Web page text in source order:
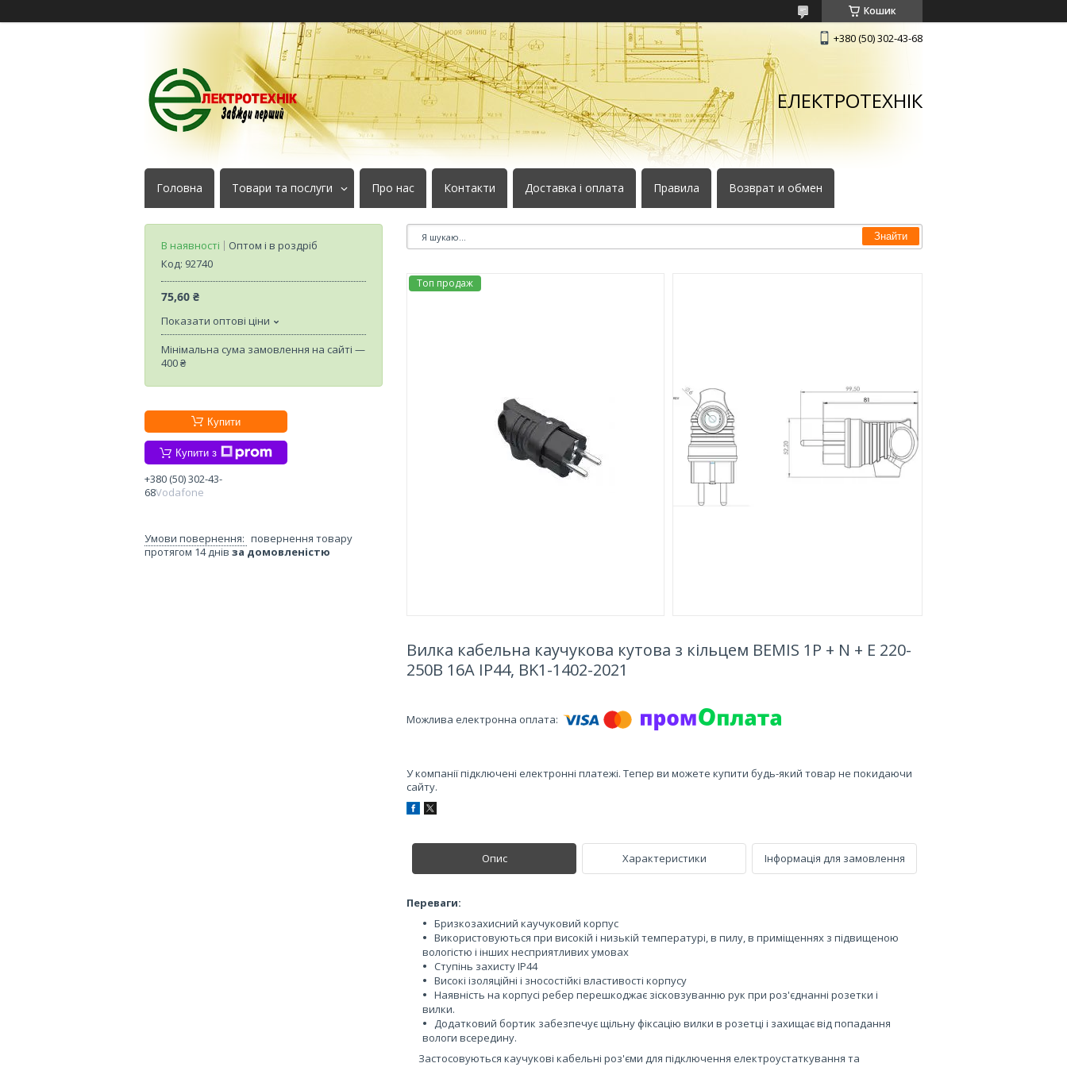
Кошик
+380 (50) 302-43-68
ЕЛЕКТРОТЕХНІК
Головна Товари та послуги Про нас Контакти Доставка і оплата Правила Возврат и обмен
Знайти
Топ продаж
Вилка кабельна каучукова кутова з кільцем BEMIS 1P + N + E 220-
250В 16А IP44, BK1-1402-2021
У компанії підключені електронні платежі. Тепер ви можете купити будь-який товар не покидаючи
сайту.
Опис Характеристики Інформація для замовлення
Переваги:
Бризкозахисний каучуковий корпус
Використовуються при високій і низькій температурі, в пилу, в приміщеннях з підвищеною
вологістю і інших несприятливих умовах
Ступінь захисту IP44
Високі ізоляційні і зносостійкі властивості корпусу
Наявність на корпусі ребер перешкоджає зісковзуванню рук при роз'єднанні розетки і
вилки.
Додатковий бортик забезпечує щільну фіксацію вилки в розетці і захищає від попадання
вологи всередину.
Застосовуються каучукові кабельні роз'єми для підключення електроустаткування та
В наявності
Оптом і в роздріб
Код: 92740
75,60 ₴
Показати оптові ціни
Мінімальна сума замовлення на сайті —
400 ₴
Купити
Купити з
+380 (50) 302-43-
68Vodafone
повернення товару
протягом 14 днів за домовленістю